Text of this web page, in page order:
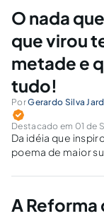
capacidade
também o aspecto
O nada
que virou
metade e
tudo!
PorGerardo Silva
Destacado em 01
Da idéia que
poema de maior
chegam à porta
dia seguinte
A Reforma